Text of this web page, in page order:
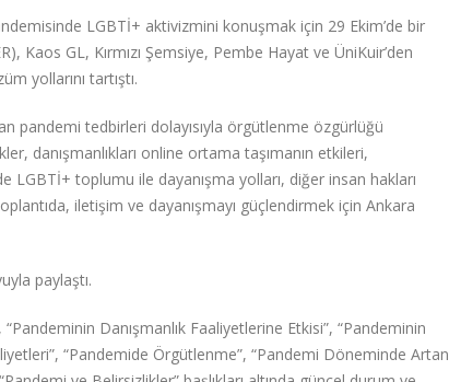
LGBTİ+ aktivizmini konuşmak için 29 Ekim’de bir
Kaos GL, Kırmızı Şemsiye, Pembe Hayat ve ÜniKuir’den
yollarını tartıştı.
pandemi tedbirleri dolayısıyla örgütlenme özgürlüğü
danışmanlıkları online ortama taşımanın etkileri,
toplumu ile dayanışma yolları, diğer insan hakları
iletişim ve dayanışmayı güçlendirmek için Ankara
paylaştı.
Danışmanlık Faaliyetlerine Etkisi”, “Pandeminin
“Pandemide Örgütlenme”, “Pandemi Döneminde Artan